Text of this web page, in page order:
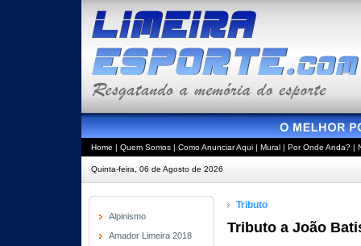
Home | Quem Somos | Como Anunciar Aqui | Mural | Por Onde Anda? |
Quinta-feira, 06 de Agosto de 2026
Alpinismo
Amador Limeira 2018
Tributo
Tributo a João